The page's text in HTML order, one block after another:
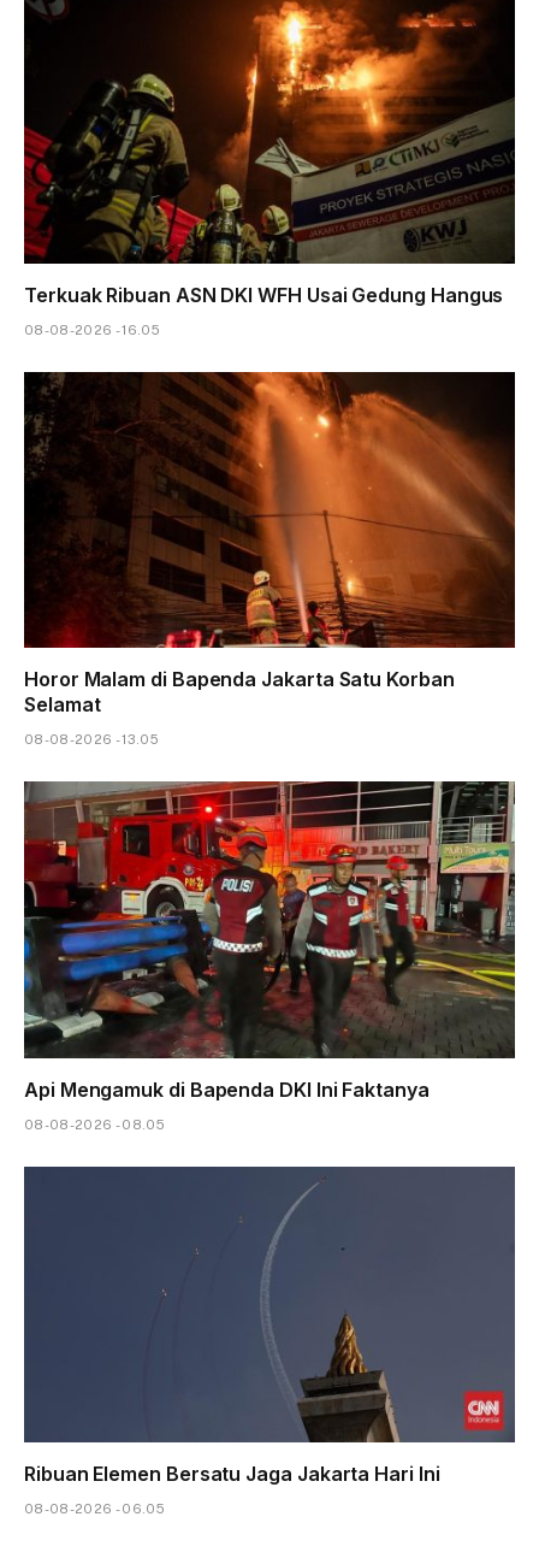
Terkuak Ribuan ASN DKI WFH Usai Gedung Hangus
08-08-2026 - 16.05
Horor Malam di Bapenda Jakarta Satu Korban
Selamat
08-08-2026 - 13.05
Api Mengamuk di Bapenda DKI Ini Faktanya
08-08-2026 - 08.05
Ribuan Elemen Bersatu Jaga Jakarta Hari Ini
08-08-2026 - 06.05